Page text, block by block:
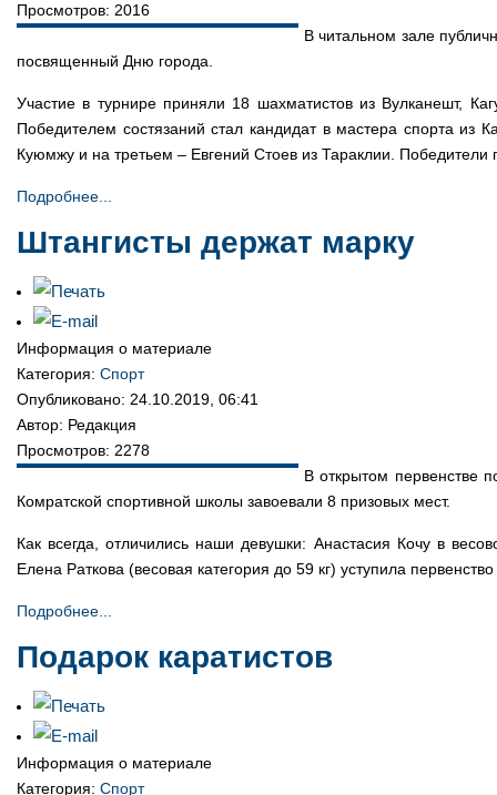
Просмотров: 2016
В читальном зале
посвященный Дню города.
Участие в турнире приняли 18 шахматистов из Вулканешт,
Победителем состязаний стал кандидат в мастера спорта из
Куюмжу и на третьем – Евгений Стоев из Тараклии.
Подробнее...
Штангисты держат марку
Информация о материале
Категория: Спорт
Опубликовано: 24.10.2019, 06:41
Автор: Редакция
Просмотров: 2278
В открытом первенстве
Комратской спортивной школы завоевали 8 призовых мест.
Как всегда, отличились наши девушки: Анастасия Кочу в
Елена Раткова (весовая категория до 59 кг) уступила
Подробнее...
Подарок каратистов
Информация о материале
Категория: Спорт